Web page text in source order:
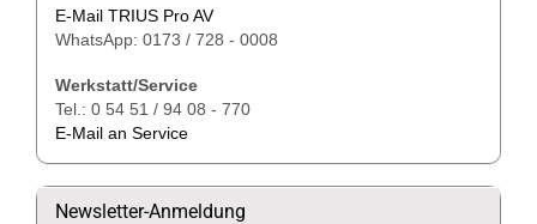
E-Mail TRIUS Pro AV
WhatsApp: 0173 / 728 - 0008
Werkstatt/Service
Tel.: 0 54 51 / 94 08 - 770
E-Mail an Service
Newsletter-Anmeldung